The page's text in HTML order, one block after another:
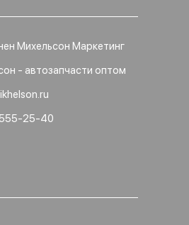
Михельсон Маркетинг
- автозапчасти оптом
25-40